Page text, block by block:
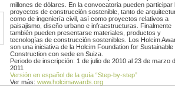
millones de dólares. En la convocatoria pueden participar
proyectos de construcción sostenible, tanto de
como de ingeniería civil, así como proyectos relativos a
paisajismo, diseño urbano e infraestructuras. Finalmente
también pueden presentarse materiales, productos y
tecnologías de construcción sostenibles. Los Holcim
son una iniciativa de la Holcim Foundation for Sustainable
Construction con sede en Suiza.
Periodo de inscripción: 1 de julio de 2010 al 23 de marzo
2011
Versión en español de la guía “Step-by-step”
Ver más: www.holcimawards.org